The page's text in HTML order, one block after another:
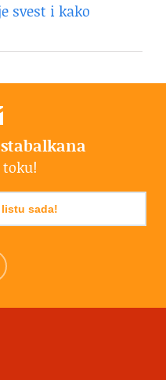
svest i kako
sada!